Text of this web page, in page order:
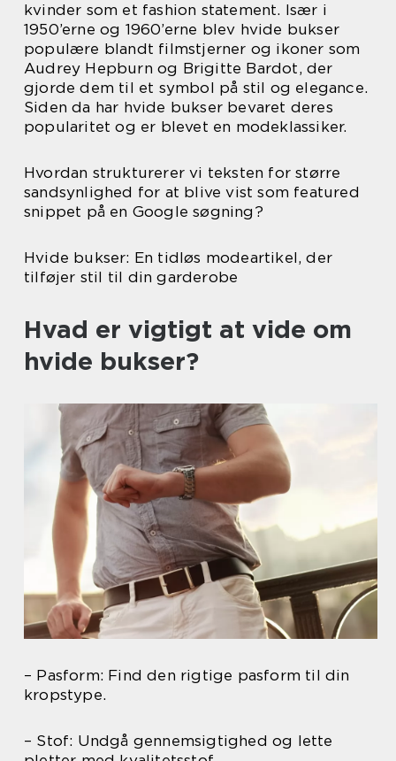
kvinder som et fashion statement. Især i
1950’erne og 1960’erne blev hvide bukser
populære blandt filmstjerner og ikoner som
Audrey Hepburn og Brigitte Bardot, der
gjorde dem til et symbol på stil og elegance.
Siden da har hvide bukser bevaret deres
popularitet og er blevet en modeklassiker.
Hvordan strukturerer vi teksten for større
sandsynlighed for at blive vist som featured
snippet på en Google søgning?
Hvide bukser: En tidløs modeartikel, der
tilføjer stil til din garderobe
Hvad er vigtigt at vide om
hvide bukser?
– Pasform: Find den rigtige pasform til din
kropstype.
– Stof: Undgå gennemsigtighed og lette